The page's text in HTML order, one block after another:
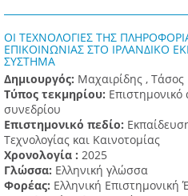
ΟΙ ΤΕΧΝΟΛΟΓΙΕΣ ΤΗΣ
ΕΠΙΚΟΙΝΩΝΙΑΣ ΣΤΟ ΙΡΛΑΝΔΙΚΟ
ΣΥΣΤΗΜΑ
Δημιουργός: Μαχαιρίδης , Τάσος
Τύπος τεκμηρίου:
συνεδρίου
Επιστημονικό πεδίο:
Τεχνολογίας και Καινοτομίας
Χρονολογία : 2025
Γλώσσα: Ελληνική γλώσσα
Φορέας: Ελληνική Επιστημονική